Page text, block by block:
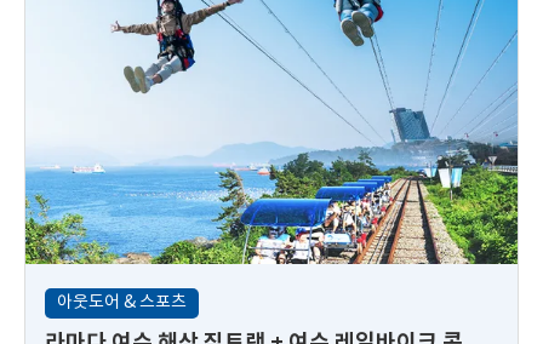
아웃도어 & 스포츠